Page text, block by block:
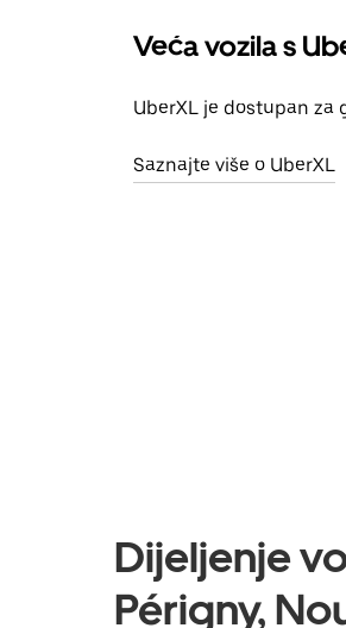
Veća vozila s
UberXL je dostupan za
Saznajte više o UberXL
Dijeljenje
Périgny,